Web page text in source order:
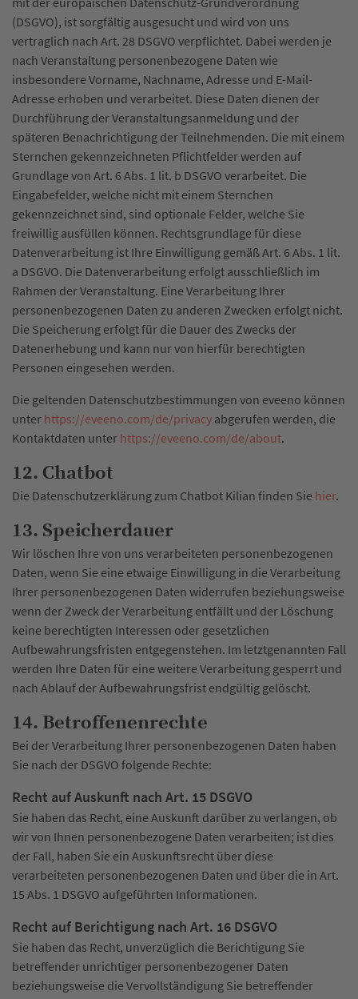
(DSGVO), ist sorgfältig ausgesucht und wird von uns
vertraglich nach Art. 28 DSGVO verpflichtet. Dabei werden je
nach Veranstaltung personenbezogene Daten wie
insbesondere Vorname, Nachname, Adresse und E-Mail-
Adresse erhoben und verarbeitet. Diese Daten dienen der
Durchführung der Veranstaltungsanmeldung und der
späteren Benachrichtigung der Teilnehmenden. Die mit einem
Sternchen gekennzeichneten Pflichtfelder werden auf
Grundlage von Art. 6 Abs. 1 lit. b DSGVO verarbeitet. Die
Eingabefelder, welche nicht mit einem Sternchen
gekennzeichnet sind, sind optionale Felder, welche Sie
freiwillig ausfüllen können. Rechtsgrundlage für diese
Datenverarbeitung ist Ihre Einwilligung gemäß Art. 6 Abs. 1 lit.
a DSGVO. Die Datenverarbeitung erfolgt ausschließlich im
Rahmen der Veranstaltung. Eine Verarbeitung Ihrer
personenbezogenen Daten zu anderen Zwecken erfolgt nicht.
Die Speicherung erfolgt für die Dauer des Zwecks der
Datenerhebung und kann nur von hierfür berechtigten
Personen eingesehen werden.
Die geltenden Datenschutzbestimmungen von eveeno können
unter https://eveeno.com/de/privacy abgerufen werden, die
Kontaktdaten unter https://eveeno.com/de/about.
12. Chatbot
Die Datenschutzerklärung zum Chatbot Kilian finden Sie hier.
13. Speicherdauer
Wir löschen Ihre von uns verarbeiteten personenbezogenen
Daten, wenn Sie eine etwaige Einwilligung in die Verarbeitung
Ihrer personenbezogenen Daten widerrufen beziehungsweise
wenn der Zweck der Verarbeitung entfällt und der Löschung
keine berechtigten Interessen oder gesetzlichen
Aufbewahrungsfristen entgegenstehen. Im letztgenannten Fall
werden Ihre Daten für eine weitere Verarbeitung gesperrt und
nach Ablauf der Aufbewahrungsfrist endgültig gelöscht.
14. Betroffenenrechte
Bei der Verarbeitung Ihrer personenbezogenen Daten haben
Sie nach der DSGVO folgende Rechte:
Recht auf Auskunft nach Art. 15 DSGVO
Sie haben das Recht, eine Auskunft darüber zu verlangen, ob
wir von Ihnen personenbezogene Daten verarbeiten; ist dies
der Fall, haben Sie ein Auskunftsrecht über diese
verarbeiteten personenbezogenen Daten und über die in Art.
15 Abs. 1 DSGVO aufgeführten Informationen.
Recht auf Berichtigung nach Art. 16 DSGVO
Sie haben das Recht, unverzüglich die Berichtigung Sie
betreffender unrichtiger personenbezogener Daten
beziehungsweise die Vervollständigung Sie betreffender